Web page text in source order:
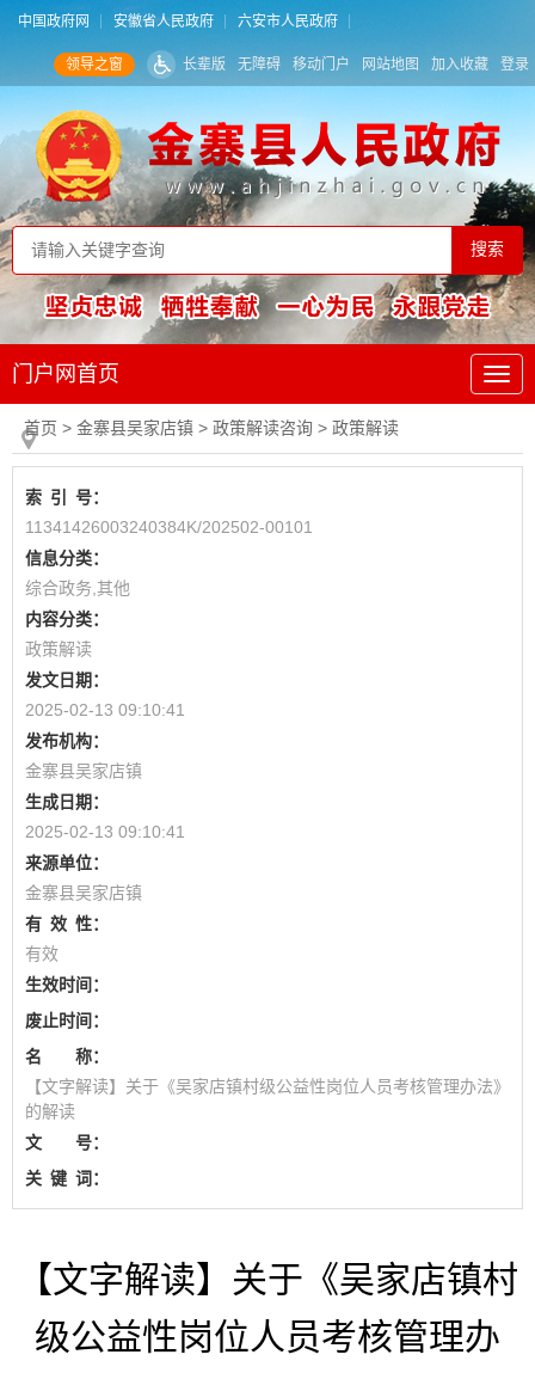
中国政府网 安徽省人民政府 六安市人民政府
领导之窗 长辈版 无障碍 移动门户 网站地图 加入收藏 登录
门户网首页
首页 > 金寨县吴家店镇 > 政策解读咨询 > 政策解读
索 引
号：
11341426003240384K/202502-00101
信息分类：
综合政务,其他
内容分类：
政策解读
发文日期：
2025-02-13 09:10:41
发布机构：
金寨县吴家店镇
生成日期：
2025-02-13 09:10:41
来源单位：
金寨县吴家店镇
有 效 性：
有效
生效时间：
废止时间：
名 称：
【文字解读】关于《吴家店镇村级公益性岗位人员考核管理办法》
的解读
文 号：
关 键 词：
【文字解读】关于《吴家店镇村
级公益性岗位人员考核管理办